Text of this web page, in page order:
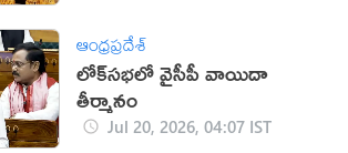
ఆంధ్రప్రదేశ్
లోక్‌సభలో వైసీపీ వాయిదా
తీర్మానం
Jul 20, 2026, 04:07 IST